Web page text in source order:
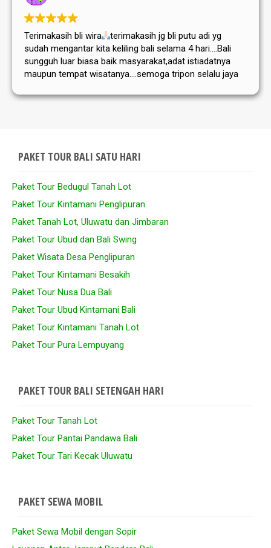
Terimakasih bli wira
terimakasih jg bli putu adi yg
sudah mengantar kita keliling bali selama 4 hari....Bali
sungguh luar biasa baik masyarakat,adat istiadatnya
maupun tempat wisatanya....semoga tripon selalu jaya
PAKET TOUR BALI SATU HARI
Paket Tour Bedugul Tanah Lot
Paket Tour Kintamani Penglipuran
Paket Tanah Lot, Uluwatu dan Jimbaran
Paket Tour Ubud dan Bali Swing
Paket Wisata Desa Penglipuran
Paket Tour Kintamani Besakih
Paket Tour Nusa Dua Bali
Paket Tour Ubud Kintamani Bali
Paket Tour Kintamani Tanah Lot
Paket Tour Pura Lempuyang
PAKET TOUR BALI SETENGAH HARI
Paket Tour Tanah Lot
Paket Tour Pantai Pandawa Bali
Paket Tour Tari Kecak Uluwatu
PAKET SEWA MOBIL
Paket Sewa Mobil dengan Sopir